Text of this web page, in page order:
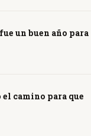
un buen año para
el camino para que